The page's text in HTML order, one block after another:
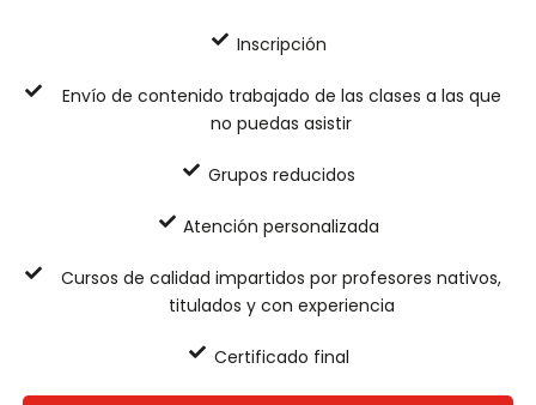
Inscripción
Envío de contenido trabajado de las clases a las que
no puedas asistir
Grupos reducidos
Atención personalizada
Cursos de calidad impartidos por profesores nativos,
titulados y con experiencia
Certificado final